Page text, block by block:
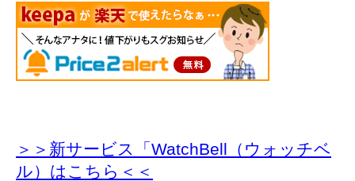
＞＞新サービス「WatchBell（ウォッチベ
ル）はこちら＜＜